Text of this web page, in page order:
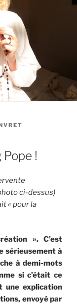
!
ci-dessus)
« pour la
». C’est
sérieusement à
à demi-mots
si c’était ce
une explication
envoyé par